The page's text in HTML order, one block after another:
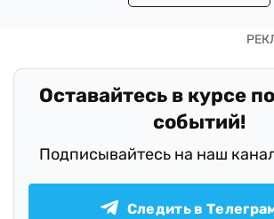
Оставайтесь в курсе
событий!
Подписывайтесь на наш
Следить в